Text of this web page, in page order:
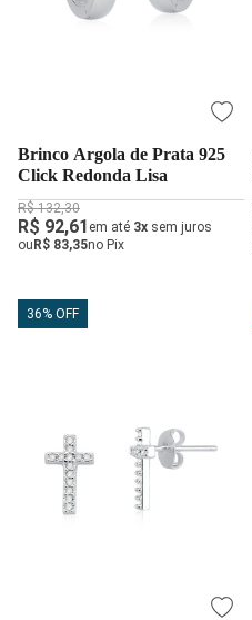
Brinco Argola de Prata 925
Click Redonda Lisa
R$ 132,30
R$ 92,61 em até 3x sem juros
ou R$ 83,35no Pix
36% OFF